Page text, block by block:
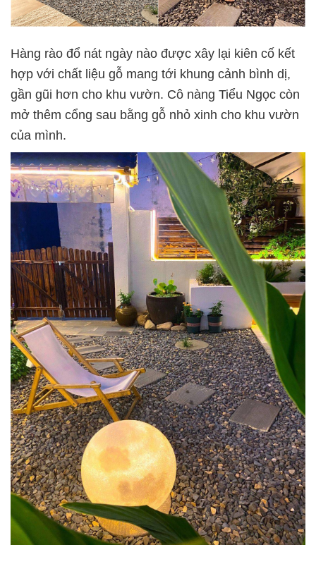
Hàng rào đổ nát ngày nào được xây lại kiên cố kết
hợp với chất liệu gỗ mang tới khung cảnh bình dị,
gần gũi hơn cho khu vườn. Cô nàng Tiểu Ngọc còn
mở thêm cổng sau bằng gỗ nhỏ xinh cho khu vườn
của mình.